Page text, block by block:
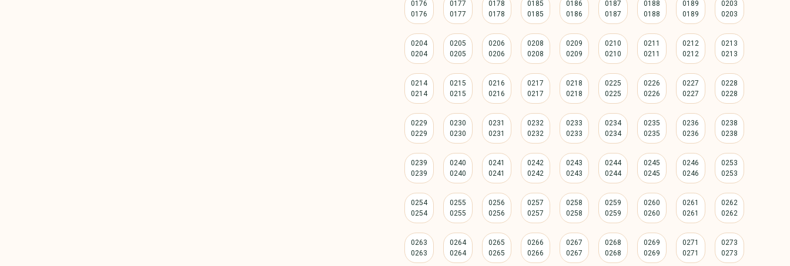
0176 0177 0178 0185 0186 0187 0188 0189 0203
0204 0205 0206 0208 0209 0210 0211 0212 0213
0214 0215 0216 0217 0218 0225 0226 0227 0228
0229 0230 0231 0232 0233 0234 0235 0236 0238
0239 0240 0241 0242 0243 0244 0245 0246 0253
0254 0255 0256 0257 0258 0259 0260 0261 0262
0263 0264 0265 0266 0267 0268 0269 0271 0273